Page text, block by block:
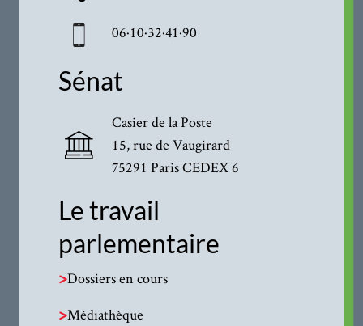
06·10·32·41·90
Sénat
Casier de la Poste
15, rue de Vaugirard
75291 Paris CEDEX 6
Le travail
parlementaire
>Dossiers en cours
>Médiathèque